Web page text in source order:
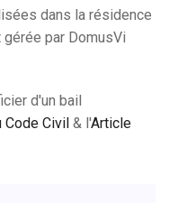
dans la résidence
par DomusVi
d'un bail
Code Civil & l'Article